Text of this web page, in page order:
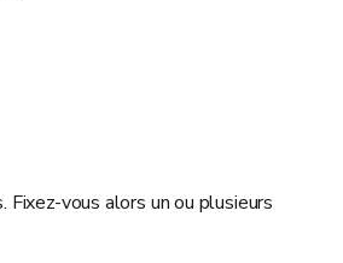
vous alors un ou plusieurs